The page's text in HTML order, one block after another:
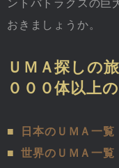
ントバトラクスの巨
おきましょうか。
ＵＭＡ探しの
０００体以上
■
日本のＵＭＡ一覧
■
世界のＵＭＡ一覧